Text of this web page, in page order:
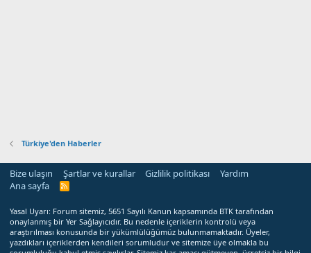
Türkiye'den Haberler
Bize ulaşın Şartlar ve kurallar Gizlilik politikası
Yardım
Ana sayfa
R
Yasal Uyarı: Forum sitemiz, 5651 Sayılı Kanun kapsamında BTK tarafından
onaylanmış bir Yer Sağlayıcıdır. Bu nedenle içeriklerin kontrolü veya
araştırılması konusunda bir yükümlülüğümüz bulunmamaktadır. Üyeler,
yazdıkları içeriklerden kendileri sorumludur ve sitemize üye olmakla bu